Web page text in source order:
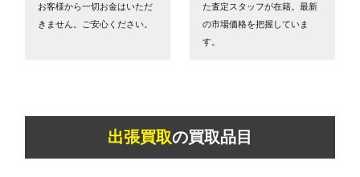
お客様から一切お金はいただ
きません。ご安心ください。
た査定スタッフが在籍。最新
の市場価格を把握していま
す。
出張買取の買取品目